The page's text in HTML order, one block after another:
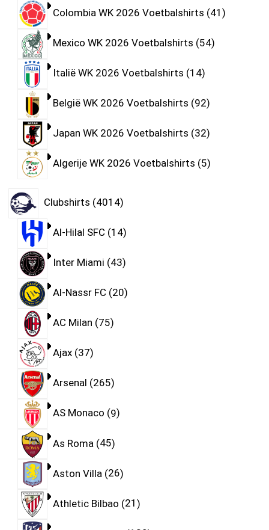
Colombia WK 2026 Voetbalshirts 41
Mexico WK 2026 Voetbalshirts 54
Italië WK 2026 Voetbalshirts 14
België WK 2026 Voetbalshirts 92
Japan WK 2026 Voetbalshirts 32
Algerije WK 2026 Voetbalshirts 5
Clubshirts 4014
Al-Hilal SFC 14
Inter Miami 43
Al-Nassr FC 20
AC Milan 75
Ajax 37
Arsenal 265
AS Monaco 9
As Roma 45
Aston Villa 26
Athletic Bilbao 21